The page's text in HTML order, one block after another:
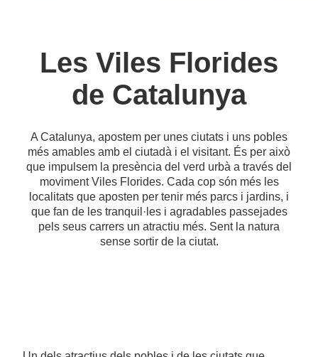
Les Viles Florides
de Catalunya
A Catalunya, apostem per unes ciutats i uns pobles
més amables amb el ciutadà i el visitant. És per això
que impulsem la presència del verd urbà a través del
moviment Viles Florides. Cada cop són més les
localitats que aposten per tenir més parcs i jardins, i
que fan de les tranquil·les i agradables passejades
pels seus carrers un atractiu més. Sent la natura
sense sortir de la ciutat.